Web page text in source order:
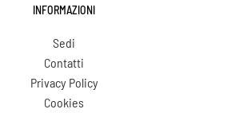
INFORMAZIONI
Sedi
Contatti
Privacy Policy
Cookies